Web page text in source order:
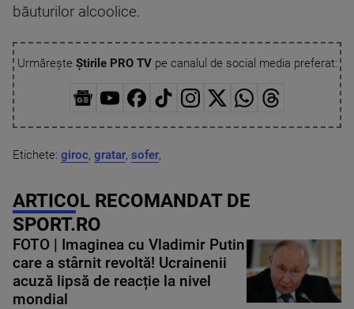
băuturilor alcoolice.
Urmărește Știrile PRO TVpe canalul de social media preferat:
Etichete: giroc, gratar, sofer,
ARTICOL RECOMANDAT DE
SPORT.RO
FOTO | Imaginea cu Vladimir Putin
care a stârnit revoltă! Ucrainenii
acuză lipsă de reacție la nivel
mondial